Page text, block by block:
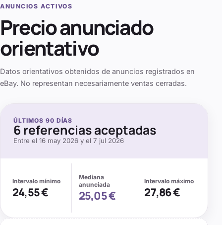
ANUNCIOS ACTIVOS
Precio anunciado
orientativo
Datos orientativos obtenidos de anuncios registrados en
eBay. No representan necesariamente ventas cerradas.
ÚLTIMOS 90 DÍAS
6 referencias aceptadas
Entre el 16 may 2026 y el 7 jul 2026
Intervalo mínimo
24,55 €
Mediana
anunciada
25,05 €
Intervalo máximo
27,86 €